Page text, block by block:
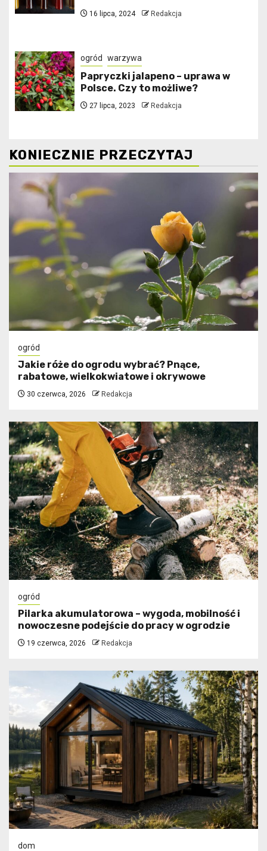
16 lipca, 2024 Redakcja
ogród warzywa
Papryczki jalapeno – uprawa w
Polsce. Czy to możliwe?
27 lipca, 2023 Redakcja
KONIECZNIE PRZECZYTAJ
ogród
Jakie róże do ogrodu wybrać? Pnące,
rabatowe, wielkokwiatowe i okrywowe
30 czerwca, 2026 Redakcja
ogród
Pilarka akumulatorowa – wygoda, mobilność i
nowoczesne podejście do pracy w ogrodzie
19 czerwca, 2026 Redakcja
dom